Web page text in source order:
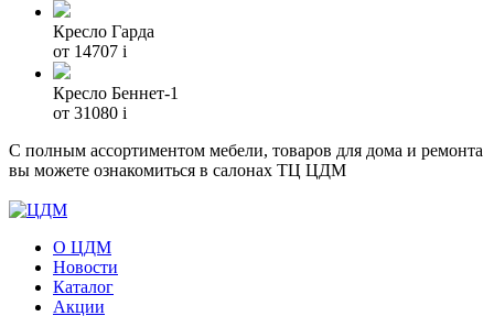
Кресло Гарда
от 14707 i
Кресло Беннет-1
от 31080 i
С полным ассортиментом мебели, товаров для дома и ремонта
вы можете ознакомиться в салонах ТЦ ЦДМ
О ЦДМ
Новости
Каталог
Акции